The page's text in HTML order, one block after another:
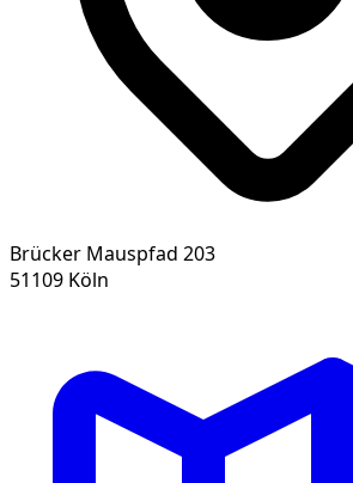
Brücker Mauspfad 203
51109 Köln